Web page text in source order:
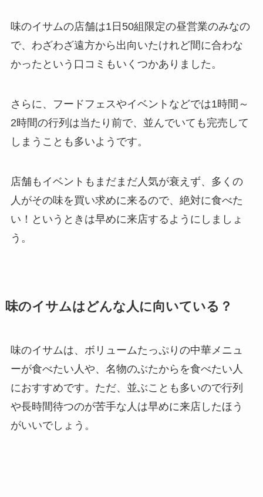
味のイサムの店舗は1日50組限定の昼営業のみなの
で、わざわざ遠方から出向いたけれど間に合わな
かったという口コミもいくつかありました。
さらに、フードフェスやイベントなどでは1時間～
2時間の行列は当たり前で、並んでいても完売して
しまうことも多いようです。
店舗もイベントもまだまだ人気が衰えず、多くの
人がその味を買い求めに来るので、絶対に食べた
い！というときは早めに来店するようにしましょ
う。
味のイサムはどんな人に向いている？
味のイサムは、ボリュームたっぷりの中華メニュ
ーが食べたい人や、名物のぶたからを食べたい人
におすすめです。ただ、並ぶことも多いので行列
や長時間待つのが苦手な人は早めに来店したほう
がいいでしょう。